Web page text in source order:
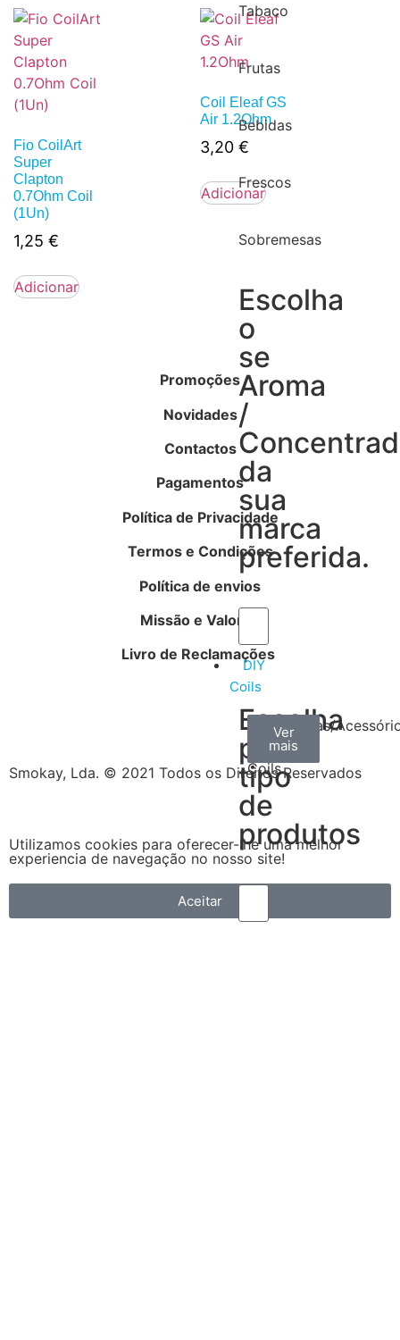
Tabaco
Frutas
Bebidas
Frescos
Sobremesas
Escolha
o
se
Aroma
/
da
sua
marca
preferida.
DIY
Coils
Escolha
por
tipo
de
produtos
Arame
Coils
Ver
mais
Algodão
Ver
mais
Ferramentas/
Ver
mais
Fio CoilArt
Super
Clapton
0.7Ohm Coil
(1Un)
1,25 €
Adicionar
Coil Eleaf GS
Air 1.2Ohm
3,20 €
Adicionar
Promoções
Novidades
Contactos
Pagamentos
Política de Privacidade
Termos e Condições
Política de envios
Missão e Valores
Livro de Reclamações
Smokay, Lda. © 2021 Todos os Direitos Reservados
Utilizamos cookies para oferecer-lhe uma melhor
experiencia de navegação no nosso site!
Aceitar